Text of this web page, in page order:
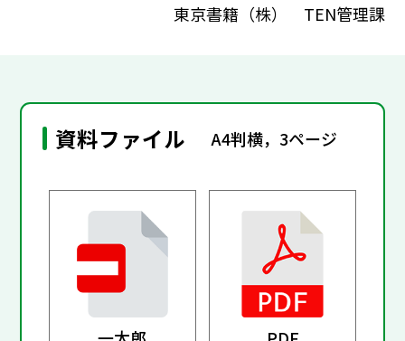
東京書籍（株） TEN管理課
資料ファイル A4判横，3ページ